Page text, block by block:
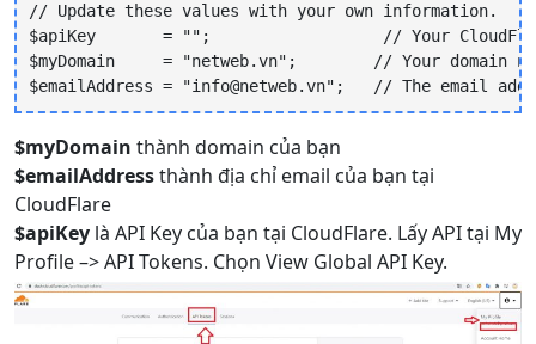
// Update these values with your own information.
$apiKey       = "";                  // Your
$myDomain     = "netweb.vn";        // Your domain
$emailAddress = "info@netweb.vn";   // The email
$myDomain thành domain của bạn
$emailAddressthành địa chỉ email của bạn tại
CloudFlare
$apiKey là API Key của bạn tại CloudFlare. Lấy API tại My
Profile –> API Tokens. Chọn View Global API Key.